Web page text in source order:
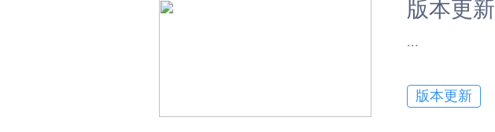
版本更新
​...
版本更新